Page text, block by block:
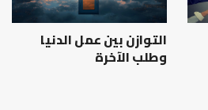
التوازن بين عمل الدنيا
وطلب الآخرة